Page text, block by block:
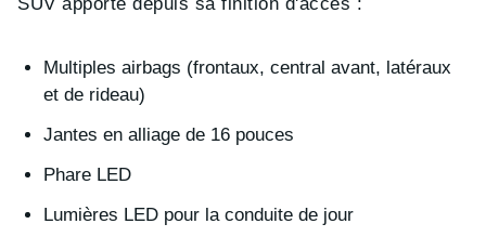
Multiples airbags (frontaux, central avant, latéraux
et de rideau)
Jantes en alliage de 16 pouces
Phare LED
Lumières LED pour la conduite de jour